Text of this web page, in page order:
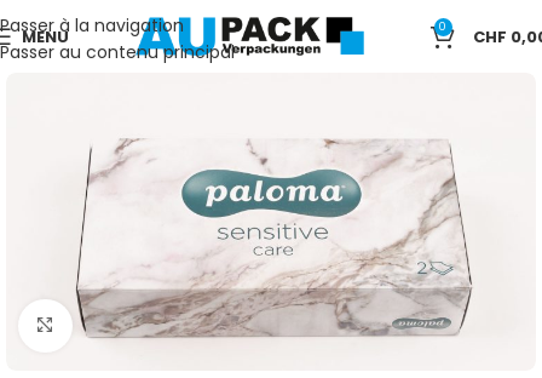
Passer à la navigation
Passer au contenu principal
MENU 0 CHF
Cliquez pour agrandir